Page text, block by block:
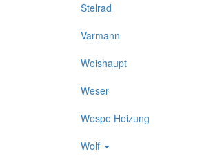
Stelrad
Varmann
Weishaupt
Weser
Wespe Heizung
Wolf